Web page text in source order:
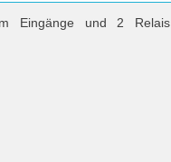
Eingänge und 2 Relais